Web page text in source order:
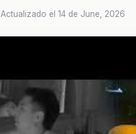
el 14 de June, 2026